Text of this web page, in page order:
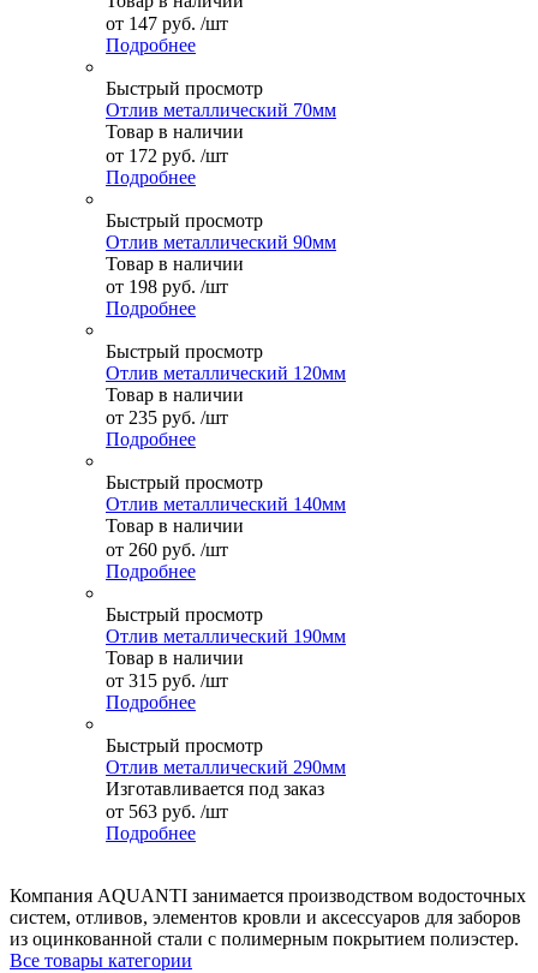
от 147 руб. /шт
Подробнее
Быстрый просмотр
Отлив металлический 70мм
Товар в наличии
от 172 руб. /шт
Подробнее
Быстрый просмотр
Отлив металлический 90мм
Товар в наличии
от 198 руб. /шт
Подробнее
Быстрый просмотр
Отлив металлический 120мм
Товар в наличии
от 235 руб. /шт
Подробнее
Быстрый просмотр
Отлив металлический 140мм
Товар в наличии
от 260 руб. /шт
Подробнее
Быстрый просмотр
Отлив металлический 190мм
Товар в наличии
от 315 руб. /шт
Подробнее
Быстрый просмотр
Отлив металлический 290мм
Изготавливается под заказ
от 563 руб. /шт
Подробнее
Компания AQUANTI занимается производством водосточных
систем, отливов, элементов кровли и аксессуаров для заборов
из оцинкованной стали с полимерным покрытием полиэстер.
Все товары категории